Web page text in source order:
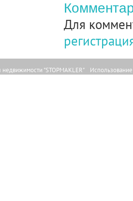
Для
"STOPMAKLER"